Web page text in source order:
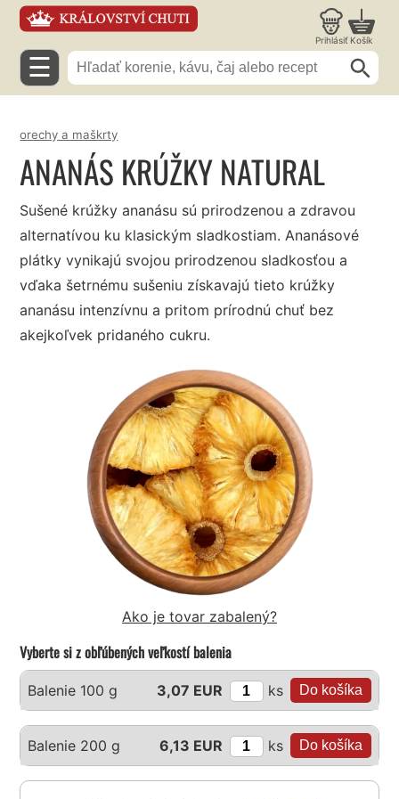
Prihlásiť Košík
☰
orechy a maškrty
ANANÁS KRÚŽKY NATURAL
Sušené krúžky ananásu sú prirodzenou a zdravou
alternatívou ku klasickým sladkostiam. Ananásové
plátky vynikajú svojou prirodzenou sladkosťou a
vďaka šetrnému sušeniu získavajú tieto krúžky
ananásu intenzívnu a pritom prírodnú chuť bez
akejkoľvek pridaného cukru.
Ako je tovar zabalený?
Vyberte si z obľúbených veľkostí balenia
Balenie 100 g 3,07 EUR ks
Balenie 200 g 6,13 EUR ks